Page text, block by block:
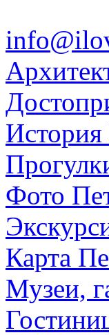
История
Фото
Карта
Музеи,